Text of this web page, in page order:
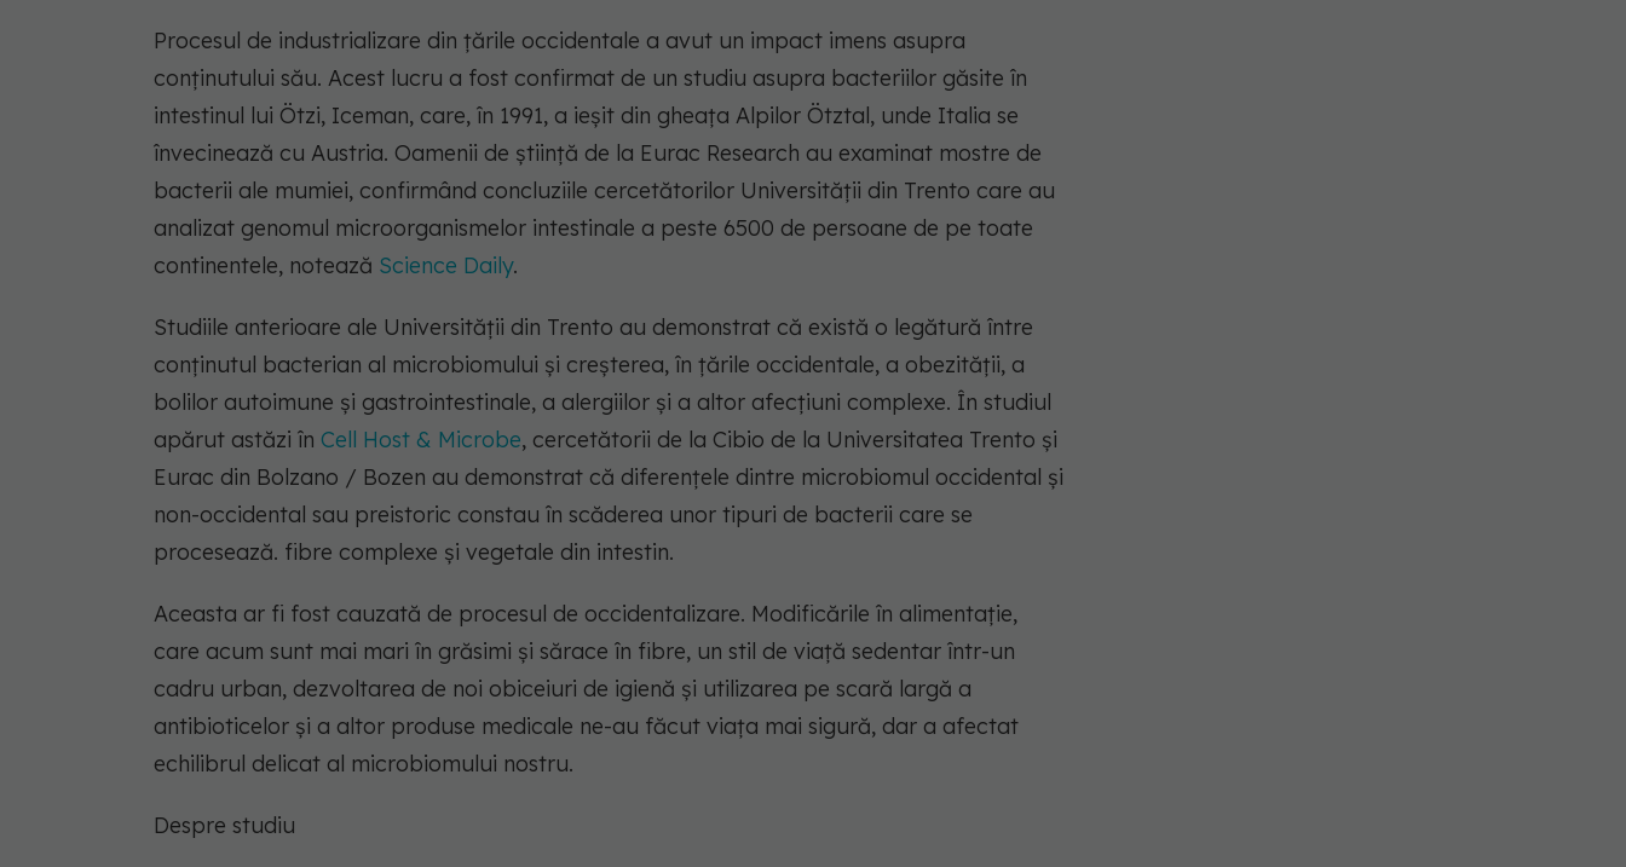
Procesul de industrializare din țările occidentale a avut un impact imens asupra
conținutului său. Acest lucru a fost confirmat de un studiu asupra bacteriilor găsite în
intestinul lui Ötzi, Iceman, care, în 1991, a ieșit din gheața Alpilor Ötztal, unde Italia se
învecinează cu Austria. Oamenii de știință de la Eurac Research au examinat mostre de
bacterii ale mumiei, confirmând concluziile cercetătorilor Universității din Trento care au
analizat genomul microorganismelor intestinale a peste 6500 de persoane de pe toate
continentele, notează Science Daily.
Studiile anterioare ale Universității din Trento au demonstrat că există o legătură între
conținutul bacterian al microbiomului și creșterea, în țările occidentale, a obezității, a
bolilor autoimune și gastrointestinale, a alergiilor și a altor afecțiuni complexe. În studiul
apărut astăzi în Cell Host & Microbe, cercetătorii de la Cibio de la Universitatea Trento și
Eurac din Bolzano / Bozen au demonstrat că diferențele dintre microbiomul occidental și
non-occidental sau preistoric constau în scăderea unor tipuri de bacterii care se
procesează. fibre complexe și vegetale din intestin.
Aceasta ar fi fost cauzată de procesul de occidentalizare. Modificările în alimentație,
care acum sunt mai mari în grăsimi și sărace în fibre, un stil de viață sedentar într-un
cadru urban, dezvoltarea de noi obiceiuri de igienă și utilizarea pe scară largă a
antibioticelor și a altor produse medicale ne-au făcut viața mai sigură, dar a afectat
echilibrul delicat al microbiomului nostru.
Despre studiu